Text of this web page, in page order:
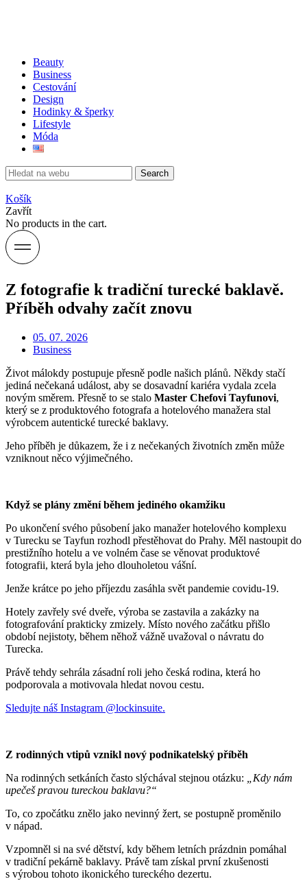
Beauty
Business
Cestování
Design
Hodinky & šperky
Lifestyle
Móda
Search
Košík
Zavřít
No products in the cart.
Z fotografie k tradiční turecké baklavě.
Příběh odvahy začít znovu
05. 07. 2026
Business
Život málokdy postupuje přesně podle našich plánů. Někdy stačí
jediná nečekaná událost, aby se dosavadní kariéra vydala zcela
novým směrem. Přesně to se stalo Master Chefovi Tayfunovi,
který se z produktového fotografa a hotelového manažera stal
výrobcem autentické turecké baklavy.
Jeho příběh je důkazem, že i z nečekaných životních změn může
vzniknout něco výjimečného.
Když se plány změní během jediného okamžiku
Po ukončení svého působení jako manažer hotelového komplexu
v Turecku se Tayfun rozhodl přestěhovat do Prahy. Měl nastoupit do
prestižního hotelu a ve volném čase se věnovat produktové
fotografii, která byla jeho dlouholetou vášní.
Jenže krátce po jeho příjezdu zasáhla svět pandemie covidu-19.
Hotely zavřely své dveře, výroba se zastavila a zakázky na
fotografování prakticky zmizely. Místo nového začátku přišlo
období nejistoty, během něhož vážně uvažoval o návratu do
Turecka.
Právě tehdy sehrála zásadní roli jeho česká rodina, která ho
podporovala a motivovala hledat novou cestu.
Sledujte náš Instagram @lockinsuite.
Z rodinných vtipů vznikl nový podnikatelský příběh
Na rodinných setkáních často slýchával stejnou otázku:
„Kdy nám
upečeš pravou tureckou baklavu?“
To, co zpočátku znělo jako nevinný žert, se postupně proměnilo
v nápad.
Vzpomněl si na své dětství, kdy během letních prázdnin pomáhal
v tradiční pekárně baklavy. Právě tam získal první zkušenosti
s výrobou tohoto ikonického tureckého dezertu.